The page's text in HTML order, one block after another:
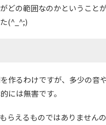
どの範囲なのかということ
(^_^;)
作るわけですが、多少の音
には無害です。
らえるものではありません